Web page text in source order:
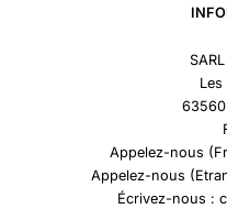
Les
Appelez-nous
Appelez-nous
Écrivez-nous :